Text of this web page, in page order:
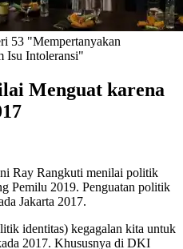
53 "Mempertanyakan
Isu Intoleransi"
Menguat karena
Ray Rangkuti menilai politik
Pemilu 2019. Penguatan politik
Jakarta 2017.
identitas) kegagalan kita untuk
2017. Khususnya di DKI